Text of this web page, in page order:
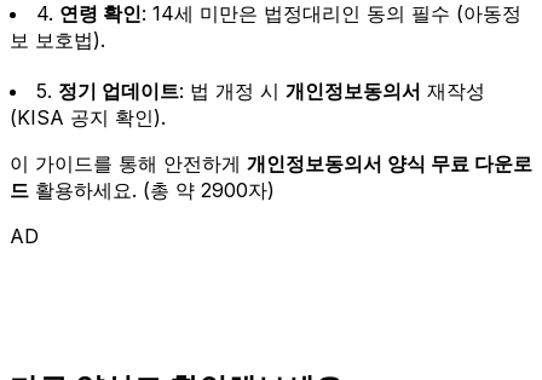
4. 연령 확인: 14세 미만은 법정대리인 동의 필수 (아동정
보 보호법).
5. 정기 업데이트: 법 개정 시 개인정보동의서 재작성
(KISA 공지 확인).
이 가이드를 통해 안전하게 개인정보동의서 양식 무료 다운로
드 활용하세요. (총 약 2900자)
AD